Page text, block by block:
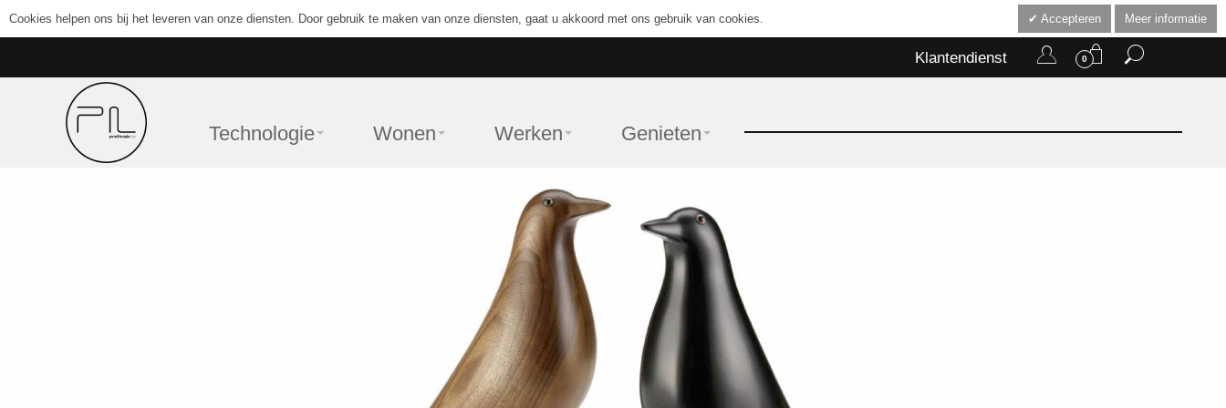
Cookies helpen ons bij het leveren van onze diensten. Door gebruik te maken van onze diensten, gaat u akkoord met ons gebruik van cookies. Accepteren Meer informatie
0
Klantendienst
Technologie Wonen Werken Genieten